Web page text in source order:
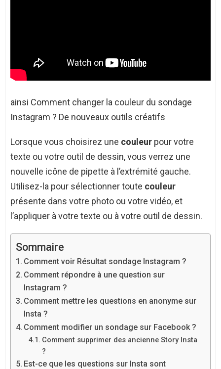
ainsi Comment changer la couleur du sondage
Instagram ? De nouveaux outils créatifs
Lorsque vous choisirez une couleur pour votre
texte ou votre outil de dessin, vous verrez une
nouvelle icône de pipette à l’extrémité gauche.
Utilisez-la pour sélectionner toute couleur
présente dans votre photo ou votre vidéo, et
l’appliquer à votre texte ou à votre outil de dessin.
Sommaire
Comment voir Résultat sondage Instagram ?
Comment répondre à une question sur
Instagram ?
Comment mettre les questions en anonyme sur
Insta ?
Comment modifier un sondage sur Facebook ?
Comment supprimer des ancienne Story Insta
?
Est-ce que les questions sur Insta sont